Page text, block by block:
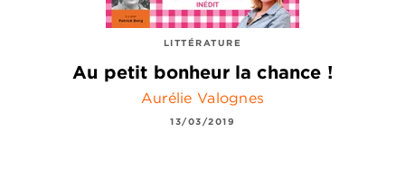
LITTÉRATURE
Au petit bonheur la chance !
Aurélie Valognes
13/03/2019